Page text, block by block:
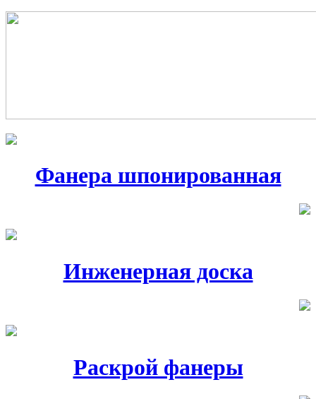
Фанера шпонированная
Инженерная доска
Раскрой фанеры